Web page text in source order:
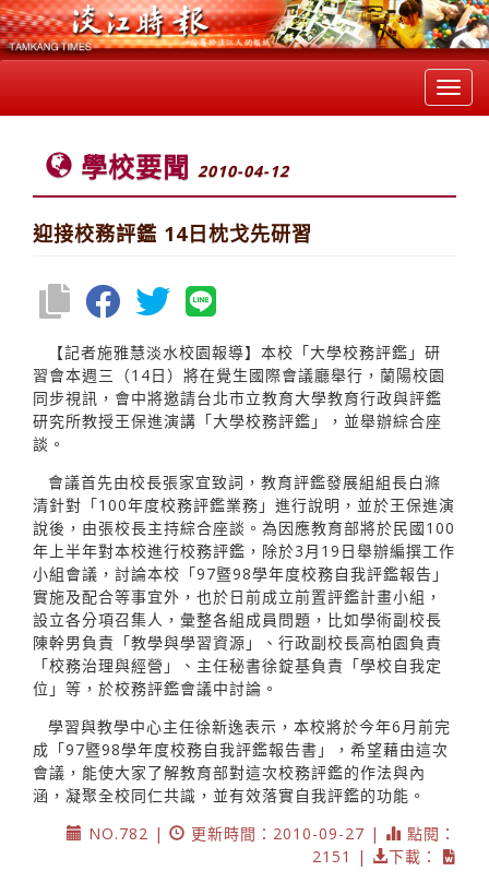
學校要聞 2010-04-12
迎接校務評鑑 14日枕戈先研習
【記者施雅慧淡水校園報導】本校「大學校務評鑑」研
習會本週三（14日）將在覺生國際會議廳舉行，蘭陽校園
同步視訊，會中將邀請台北市立教育大學教育行政與評鑑
研究所教授王保進演講「大學校務評鑑」，並舉辦綜合座
談。
會議首先由校長張家宜致詞，教育評鑑發展組組長白滌
清針對「100年度校務評鑑業務」進行說明，並於王保進演
說後，由張校長主持綜合座談。為因應教育部將於民國100
年上半年對本校進行校務評鑑，除於3月19日舉辦編撰工作
小組會議，討論本校「97暨98學年度校務自我評鑑報告」
實施及配合等事宜外，也於日前成立前置評鑑計畫小組，
設立各分項召集人，彙整各組成員問題，比如學術副校長
陳幹男負責「教學與學習資源」、行政副校長高柏園負責
「校務治理與經營」、主任秘書徐錠基負責「學校自我定
位」等，於校務評鑑會議中討論。
學習與教學中心主任徐新逸表示，本校將於今年6月前完
成「97暨98學年度校務自我評鑑報告書」，希望藉由這次
會議，能使大家了解教育部對這次校務評鑑的作法與內
涵，凝聚全校同仁共識，並有效落實自我評鑑的功能。
NO.782 |
更新時間：2010-09-27 |
點閱：
2151 |
下載：